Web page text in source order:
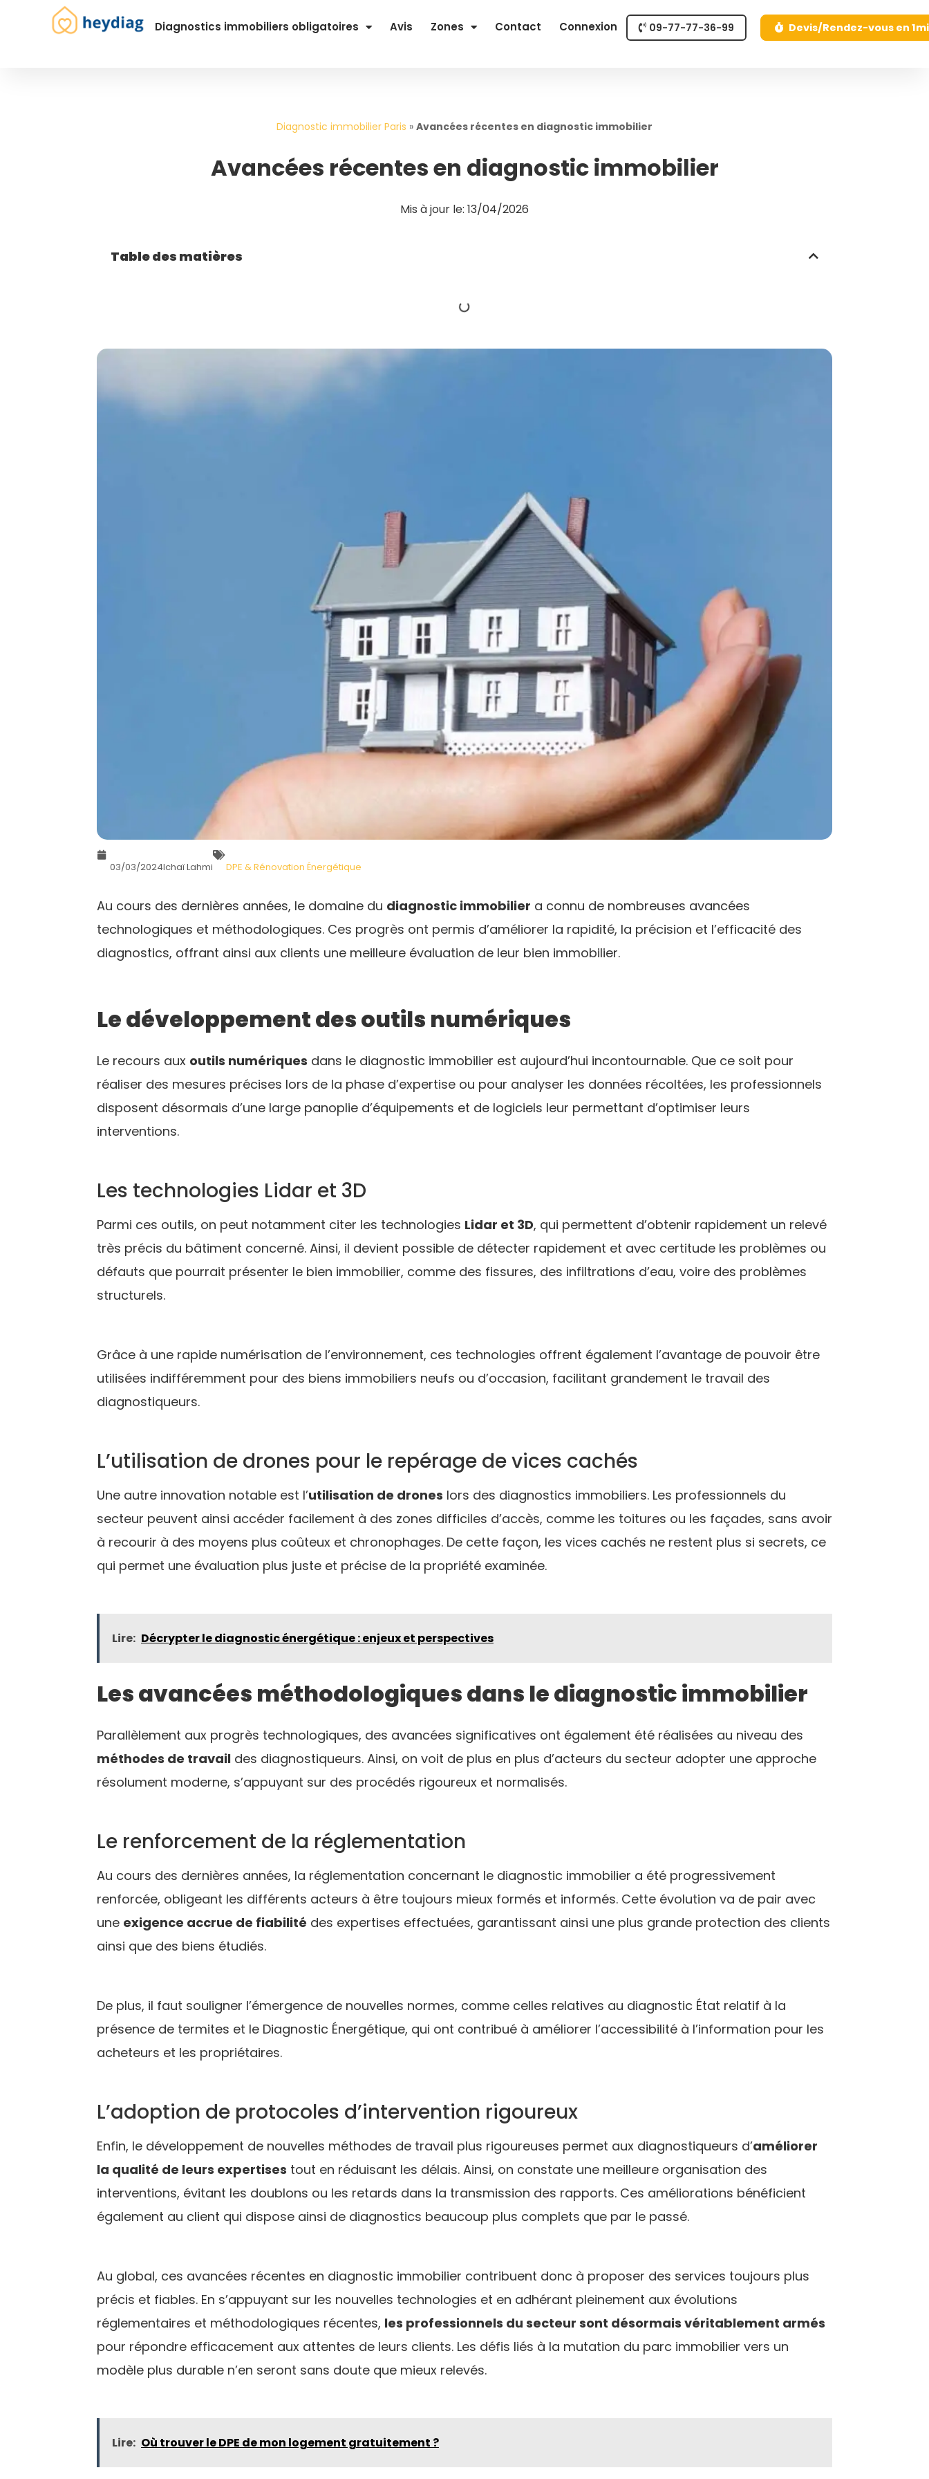
Diagnostics immobiliers obligatoires Avis Zones Contact Connexion 09-77-77-36-99 Devis/Rendez-vous en
Diagnostic immobilier Paris » Avancées récentes en diagnostic immobilier
Avancées récentes en diagnostic immobilier
Mis à jour le: 13/04/2026
Table des matières
03/03/2024Ichaï Lahmi DPE & Rénovation Énergétique
Au cours des dernières années, le domaine du diagnostic immobilier a connu de nombreuses avancées
technologiques et méthodologiques. Ces progrès ont permis d’améliorer la rapidité, la précision et l’efficacité des
diagnostics, offrant ainsi aux clients une meilleure évaluation de leur bien immobilier.
Le développement des outils numériques
Le recours aux outils numériques dans le diagnostic immobilier est aujourd’hui incontournable. Que ce soit pour
réaliser des mesures précises lors de la phase d’expertise ou pour analyser les données récoltées, les professionnels
disposent désormais d’une large panoplie d’équipements et de logiciels leur permettant d’optimiser leurs
interventions.
Les technologies Lidar et 3D
Parmi ces outils, on peut notamment citer les technologies Lidar et 3D, qui permettent d’obtenir rapidement un relevé
très précis du bâtiment concerné. Ainsi, il devient possible de détecter rapidement et avec certitude les problèmes ou
défauts que pourrait présenter le bien immobilier, comme des fissures, des infiltrations d’eau, voire des problèmes
structurels.
Grâce à une rapide numérisation de l’environnement, ces technologies offrent également l’avantage de pouvoir être
utilisées indifféremment pour des biens immobiliers neufs ou d’occasion, facilitant grandement le travail des
diagnostiqueurs.
L’utilisation de drones pour le repérage de vices cachés
Une autre innovation notable est l’utilisation de drones lors des diagnostics immobiliers. Les professionnels du
secteur peuvent ainsi accéder facilement à des zones difficiles d’accès, comme les toitures ou les façades, sans avoir
à recourir à des moyens plus coûteux et chronophages. De cette façon, les vices cachés ne restent plus si secrets, ce
qui permet une évaluation plus juste et précise de la propriété examinée.
Lire: Décrypter le diagnostic énergétique : enjeux et perspectives
Les avancées méthodologiques dans le diagnostic immobilier
Parallèlement aux progrès technologiques, des avancées significatives ont également été réalisées au niveau des
méthodes de travail des diagnostiqueurs. Ainsi, on voit de plus en plus d’acteurs du secteur adopter une approche
résolument moderne, s’appuyant sur des procédés rigoureux et normalisés.
Le renforcement de la réglementation
Au cours des dernières années, la réglementation concernant le diagnostic immobilier a été progressivement
renforcée, obligeant les différents acteurs à être toujours mieux formés et informés. Cette évolution va de pair avec
une exigence accrue de fiabilité des expertises effectuées, garantissant ainsi une plus grande protection des clients
ainsi que des biens étudiés.
De plus, il faut souligner l’émergence de nouvelles normes, comme celles relatives au diagnostic État relatif à la
présence de termites et le Diagnostic Énergétique, qui ont contribué à améliorer l’accessibilité à l’information pour les
acheteurs et les propriétaires.
L’adoption de protocoles d’intervention rigoureux
Enfin, le développement de nouvelles méthodes de travail plus rigoureuses permet aux diagnostiqueurs d’améliorer
la qualité de leurs expertises tout en réduisant les délais. Ainsi, on constate une meilleure organisation des
interventions, évitant les doublons ou les retards dans la transmission des rapports. Ces améliorations bénéficient
également au client qui dispose ainsi de diagnostics beaucoup plus complets que par le passé.
Au global, ces avancées récentes en diagnostic immobilier contribuent donc à proposer des services toujours plus
précis et fiables. En s’appuyant sur les nouvelles technologies et en adhérant pleinement aux évolutions
réglementaires et méthodologiques récentes, les professionnels du secteur sont désormais véritablement armés
pour répondre efficacement aux attentes de leurs clients. Les défis liés à la mutation du parc immobilier vers un
modèle plus durable n’en seront sans doute que mieux relevés.
Lire: Où trouver le DPE de mon logement gratuitement ?